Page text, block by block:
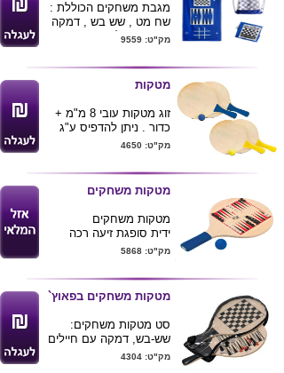
מגבת משחקים הכוללת :
שח מט , שש בש , דמקה
ואיקס עיגול.
ס"מ מגיע בצעים לבן ,
אדום וכחול .
כל יחידה מגיעה בתיק
תואם
ניתן להדפיס או לרקום לוגו
ע"ג המגבת .
מק"ט: 9559
מטקות
זוג מטקות עובי 8 מ"מ +
כדור . ניתן להדפיס ע"ג
המטקות
מק"ט: 4650
מטקות משחקים
מטקות משחקים
ידית סופגת זיעה רכה
ונעימה
ארוז ברשת
מטקות מגיעות 24 יחידות
בקרטון 12 ידית כחולה 12
ידית אדומה ללא יכולת
הפרדת צבעים .
מק"ט: 5868
מטקות משחקים בפאוץ`
סט מטקות משחקים:
שש-בש, דמקה עם חיילים
וקוביות ארוז בנרתיק.
מק"ט: 4304